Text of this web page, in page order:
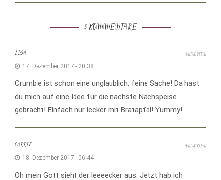
5 KOMMENTARE
LISA
17. Dezember 2017 - 20:38
Crumble ist schon eine unglaublich, feine Sache! Da hast
du mich auf eine Idee für die nächste Nachspeise
gebracht! Einfach nur lecker mit Bratapfel! Yummy!
ANTWORTEN
CARRIE
18. Dezember 2017 - 06:44
Oh mein Gott sieht der leeeecker aus. Jetzt hab ich
ANTWORTEN